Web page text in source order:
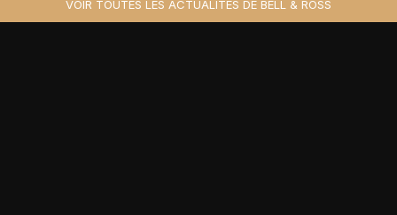
VOIR TOUTES LES ACTUALITÉS DE BELL & ROSS